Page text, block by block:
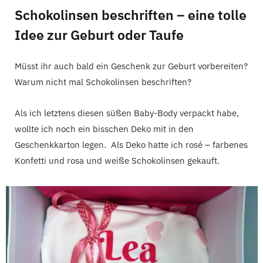
Schokolinsen beschriften – eine tolle
Idee zur Geburt oder Taufe
Müsst ihr auch bald ein Geschenk zur Geburt vorbereiten?
Warum nicht mal Schokolinsen beschriften?
Als ich letztens diesen süßen Baby-Body verpackt habe,
wollte ich noch ein bisschen Deko mit in den
Geschenkkarton legen. Als Deko hatte ich rosé – farbenes
Konfetti und rosa und weiße Schokolinsen gekauft.